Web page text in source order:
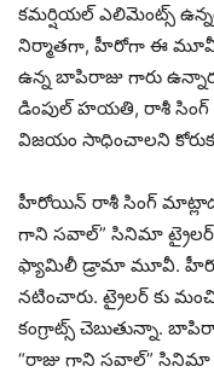
కమర్షియల్ ఎలిమెంట్స్
నిర్మాతగా, హీరోగా ఈ మూవీ
ఉన్న బాపిరాజు గారు
డింపుల్ హయతి, రాశీ
విజయం సాధించాలని
హీరోయిన్ రాశీ సింగ్
గాని సవాల్” సినిమా
ఫ్యామిలీ డ్రామా మూవీ. హీరో
నటించారు. ట్రైలర్ కు
కంగ్రాట్స్ చెబుతున్నా.
“రాజు గాని సవాల్” సినిమా